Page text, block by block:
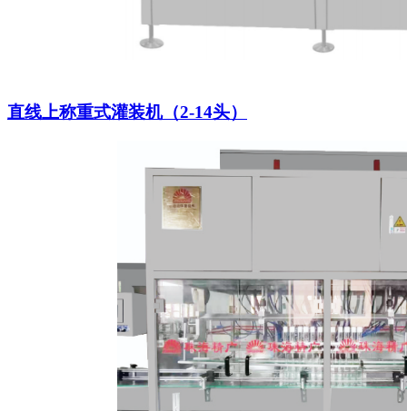
直线上称重式灌装机（2-14头）